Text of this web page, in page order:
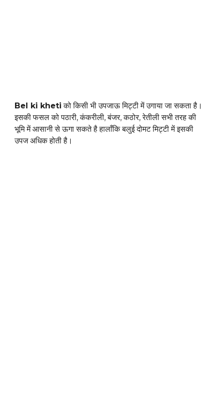
Bel ki kheti को किसी भी उपजाऊ मिट्टी में उगाया जा सकता है।
इसकी फसल को पठारी, कंकरीली, बंजर, कठोर, रेतीली सभी तरह की
भूमि में आसानी से ऊगा सकते है हालाँकि बलुई दोमट मिट्टी में इसकी
उपज अधिक होती है।